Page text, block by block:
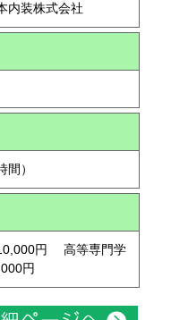
内装株式会社
）
円 高等専門学
円